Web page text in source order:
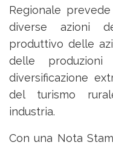
Regionale
diverse azioni
produttivo delle
delle
diversificazione
del turismo
industria.
Con una Nota